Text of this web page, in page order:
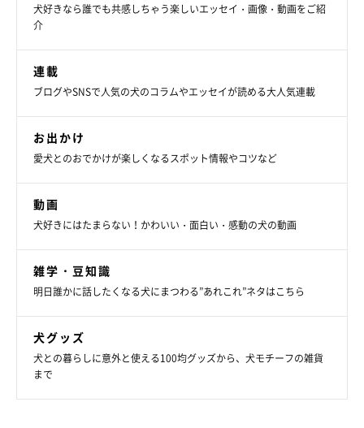
えるのはアレルギーによる色素沈着、ベタついているのは点耳薬
犬好きなら誰でも共感しちゃう楽しいエッセイ・画像・動画をご紹
介
連載
ブログやSNSで人気の犬のコラムやエッセイが読める大人気連載
お出かけ
愛犬とのおでかけが楽しくなるスポット情報やコツなど
動画
犬好きにはたまらない！かわいい・面白い・感動の犬の動画
雑学・豆知識
明日誰かに話したくなる犬にまつわる”あれこれ”ネタはこちら
犬グッズ
犬との暮らしに意外と使える100均グッズから、犬モチーフの雑貨
まで